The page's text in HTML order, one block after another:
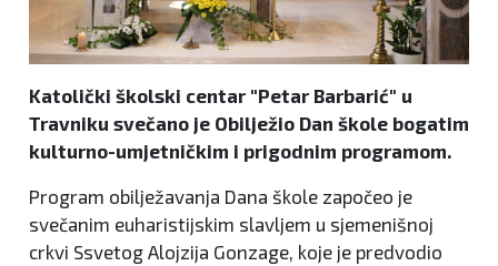
Katolički školski centar "Petar Barbarić" u
Travniku svečano je Obilježio Dan škole bogatim
kulturno-umjetničkim i prigodnim programom.
Program obilježavanja Dana škole započeo je
svečanim euharistijskim slavljem u sjemenišnoj
crkvi Ssvetog Alojzija Gonzage, koje je predvodio